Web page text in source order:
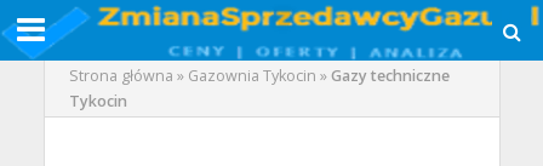
Strona główna » Gazownia Tykocin »Gazy techniczne
Tykocin